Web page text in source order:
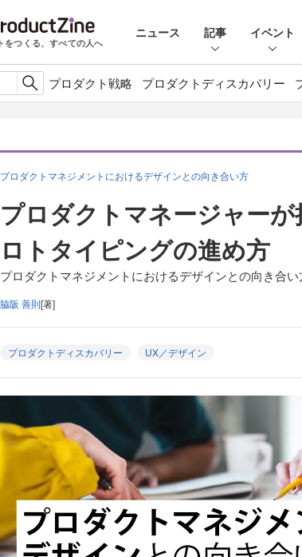
をつくる、すべての人へ
ニュース 記事 イベント
プロダクト戦略 プロダクトディスカバリー
プロダクトマネジメントにおけるデザインとの向き合い方
プロダクトマネージャー
ロトタイピングの進め方
プロダクトマネジメントにおけるデザインとの向き合い
脇阪 善則[著]
プロダクトディスカバリー UX／デザイン